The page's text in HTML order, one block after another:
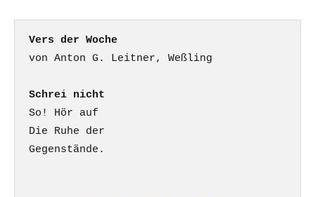
Vers der Woche
Schrei nicht
So! Hör auf
Die Ruhe der
Gegenstände.